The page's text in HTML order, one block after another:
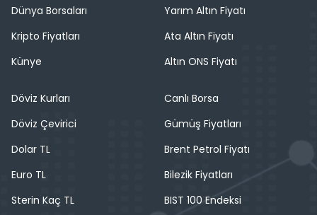
Dünya Borsaları
Kripto Fiyatları
Künye
Yarım Altın Fiyatı
Ata Altın Fiyatı
Altın ONS Fiyatı
Döviz Kurları
Döviz Çevirici
Dolar TL
Euro TL
Sterin Kaç TL
Canlı Borsa
Gümüş Fiyatları
Brent Petrol Fiyatı
Bilezik Fiyatları
BIST 100 Endeksi